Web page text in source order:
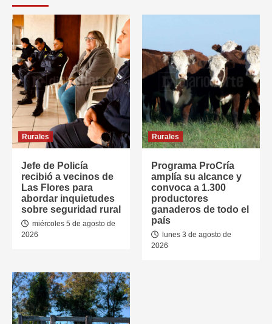
Rurales
Jefe de Policía
recibió a vecinos de
Las Flores para
abordar inquietudes
sobre seguridad rural
miércoles 5 de agosto de
2026
Rurales
Programa ProCría
amplía su alcance y
convoca a 1.300
productores
ganaderos de todo el
país
lunes 3 de agosto de
2026